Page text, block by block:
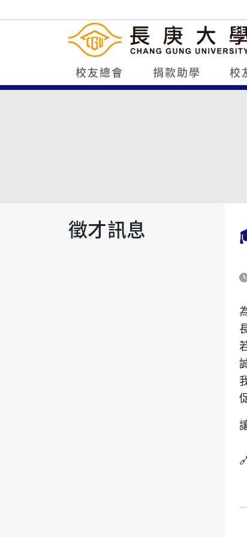
校友總會 捐款助學 校
徵才訊息